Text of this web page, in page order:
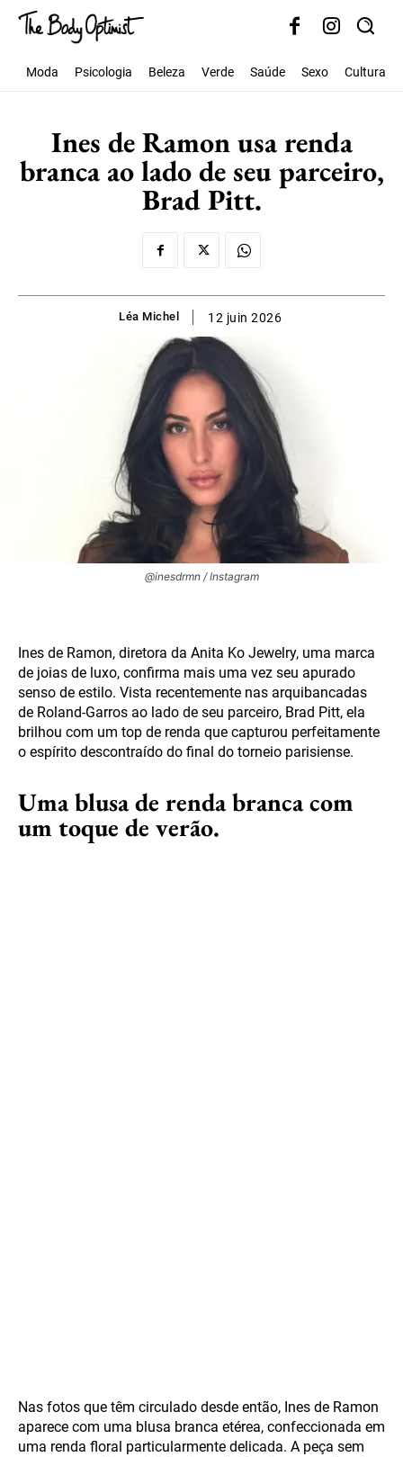
Moda Psicologia Beleza Verde Saúde Sexo Cultura
Ines de Ramon usa renda
branca ao lado de seu parceiro,
Brad Pitt.
Léa Michel 12 juin 2026
@inesdrmn / Instagram
Ines de Ramon, diretora da Anita Ko Jewelry, uma marca
de joias de luxo, confirma mais uma vez seu apurado
senso de estilo. Vista recentemente nas arquibancadas
de Roland-Garros ao lado de seu parceiro, Brad Pitt, ela
brilhou com um top de renda que capturou perfeitamente
o espírito descontraído do final do torneio parisiense.
Uma blusa de renda branca com
um toque de verão.
Nas fotos que têm circulado desde então, Ines de Ramon
aparece com uma blusa branca etérea, confeccionada em
uma renda floral particularmente delicada. A peça sem